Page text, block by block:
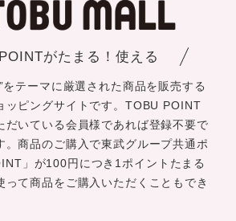
がたまる！使える
をテーマに厳選された商品を販売する
ッピングサイトです。TOBU POINT
だいている会員様であれば登録不要で
。商品のご購入で東武グループ共通ポ
」が100円につき1ポイントたまる
って商品をご購入いただくこともでき